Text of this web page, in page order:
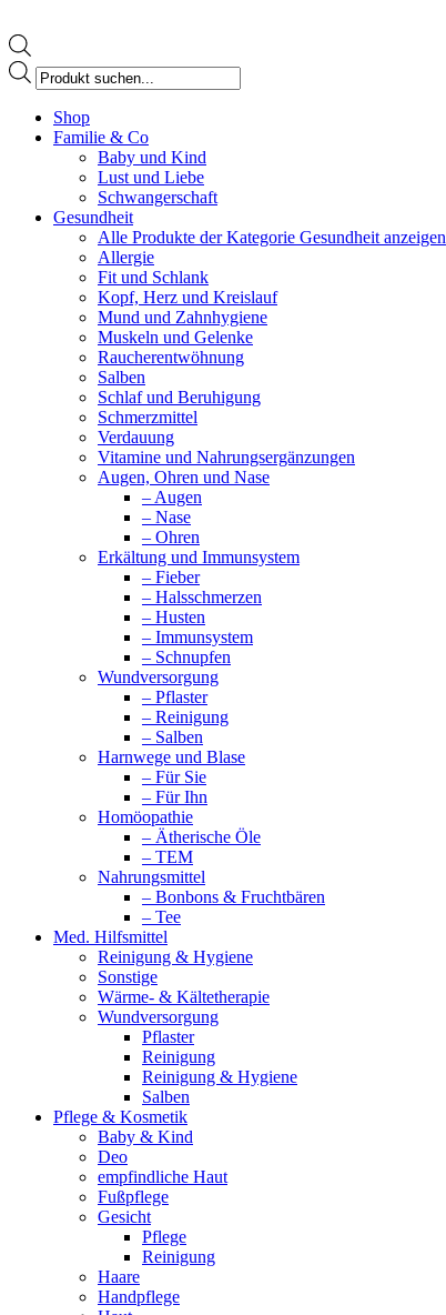
Products
search
page
opens
Shop
Familie & Co
Baby und Kind
Lust und Liebe
Schwangerschaft
Gesundheit
Alle Produkte der Kategorie Gesundheit anzeigen
Allergie
Fit und Schlank
Kopf, Herz und Kreislauf
Mund und Zahnhygiene
Muskeln und Gelenke
Raucherentwöhnung
Salben
Schlaf und Beruhigung
Schmerzmittel
Verdauung
Vitamine und Nahrungsergänzungen
Augen, Ohren und Nase
– Augen
– Nase
– Ohren
Erkältung und Immunsystem
– Fieber
– Halsschmerzen
– Husten
– Immunsystem
– Schnupfen
Wundversorgung
– Pflaster
– Reinigung
– Salben
Harnwege und Blase
– Für Sie
– Für Ihn
Homöopathie
– Ätherische Öle
– TEM
Nahrungsmittel
– Bonbons & Fruchtbären
– Tee
Med. Hilfsmittel
Reinigung & Hygiene
Sonstige
Wärme- & Kältetherapie
Wundversorgung
Pflaster
Reinigung
Reinigung & Hygiene
Salben
Pflege & Kosmetik
Baby & Kind
Deo
empfindliche Haut
Fußpflege
Gesicht
Pflege
Reinigung
Haare
Handpflege